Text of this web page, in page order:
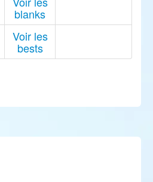
blanks
Voir les
bests